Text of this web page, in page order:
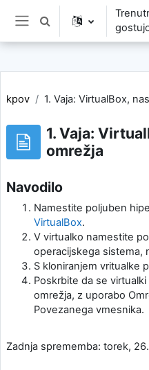
Preskoči na glavno vsebino
Stransko polje
Preklopi iskalni vnos
kpov 1. Vaja: VirtualBox,
1. Vaja:
omrežja
Navodilo
Namestite poljuben
VirtualBox.
V virtualko namestite
operacijskega sistema,
S kloniranjem vritualke
Poskrbite da se
omrežja, z uporabo
Povezanega vmesnika.
Zadnja sprememba: torek,